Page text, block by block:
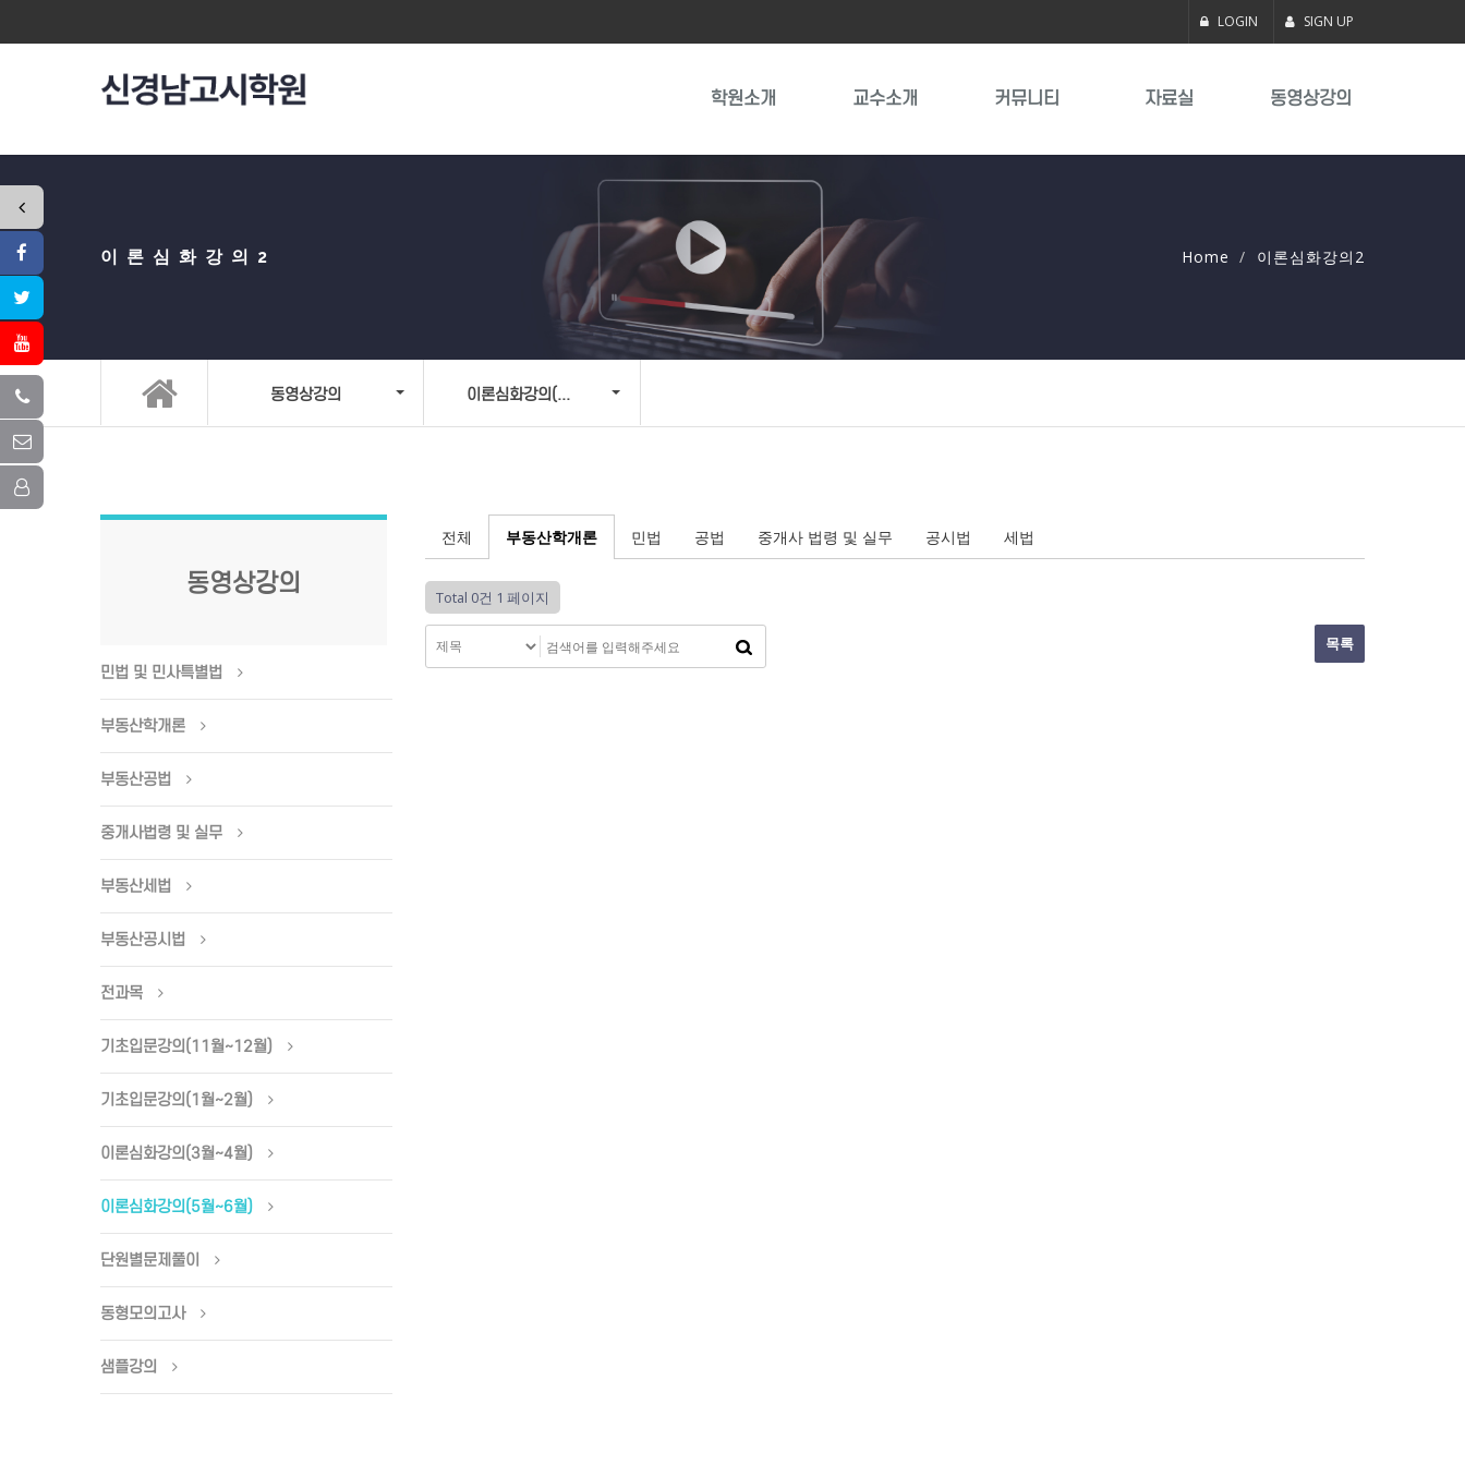
LOGIN SIGN UP
학원소개 교수소개 커뮤니티 자료실 동영상강의
이론심화강의2 Home 이론심화강의2
동영상강의 이론심화강의(5월~6월)
동영상강의
민법 및 민사특별법
부동산학개론
부동산공법
중개사법령 및 실무
부동산세법
부동산공시법
전과목
기초입문강의(11월~12월)
기초입문강의(1월~2월)
이론심화강의(3월~4월)
이론심화강의(5월~6월)
단원별문제풀이
동형모의고사
샘플강의
전체 부동산학개론 민법 공법 중개사 법령 및 실무 공시법 세법
Total 0건 1 페이지
목록